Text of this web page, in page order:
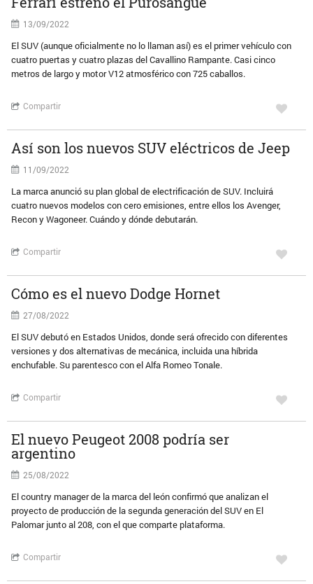
13/09/2022
El SUV (aunque oficialmente no lo llaman así) es el primer vehículo con
cuatro puertas y cuatro plazas del Cavallino Rampante. Casi cinco
metros de largo y motor V12 atmosférico con 725 caballos.
Compartir
Así son los nuevos SUV eléctricos de Jeep
11/09/2022
La marca anunció su plan global de electrificación de SUV. Incluirá
cuatro nuevos modelos con cero emisiones, entre ellos los Avenger,
Recon y Wagoneer. Cuándo y dónde debutarán.
Compartir
Cómo es el nuevo Dodge Hornet
27/08/2022
El SUV debutó en Estados Unidos, donde será ofrecido con diferentes
versiones y dos alternativas de mecánica, incluida una híbrida
enchufable. Su parentesco con el Alfa Romeo Tonale.
Compartir
El nuevo Peugeot 2008 podría ser
argentino
25/08/2022
El country manager de la marca del león confirmó que analizan el
proyecto de producción de la segunda generación del SUV en El
Palomar junto al 208, con el que comparte plataforma.
Compartir